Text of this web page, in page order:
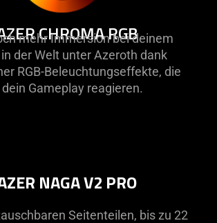
CHROMA RGB
mehr Immersion bei deinem
der Welt unter Azeroth dank
RGB-Beleuchtungseffekte, die
Gameplay reagieren.
NAGA V2 PRO
Seitenteilen, bis zu 22